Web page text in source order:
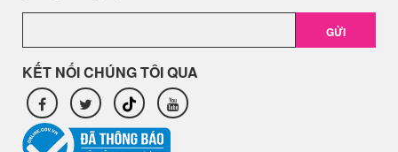
GỬI
KẾT NỐI CHÚNG TÔI QUA